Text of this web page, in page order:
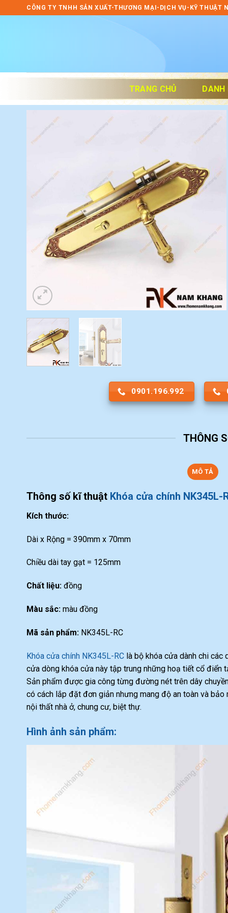
to
CÔNG TY TNHH SẢN XUẤT-THƯƠNG MẠI-DỊCH VỤ-KỸ THUẬT
TRANG CHỦ DANH
0901.196.992
THÔNG
MÔ TẢ
Thông số kĩ thuật Khóa cửa chính NK345L-
Kích thước:
Dài x Rộng = 390mm x 70mm
Chiều dài tay gạt = 125mm
Chất liệu: đồng
Màu sắc: màu đồng
Mã sản phẩm: NK345L-RC
Khóa cửa chính NK345L-RC là bộ khóa cửa dành chi các
cửa dòng khóa cửa này tập trung những hoạ tiết cổ điển
Sản phẩm được gia công từng đường nét trên dây
có cách lắp đặt đơn giản nhưng mang độ an toàn và
nội thất nhà ở, chung cư, biệt thự.
Hình ảnh sản phẩm: